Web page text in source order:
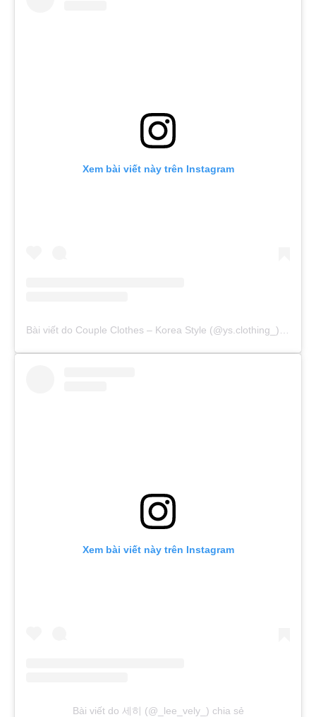
Xem bài viết này trên Instagram
Xem bài viết này trên Instagram
Bài viết do 세히 (@_lee_vely_) chia sẻ